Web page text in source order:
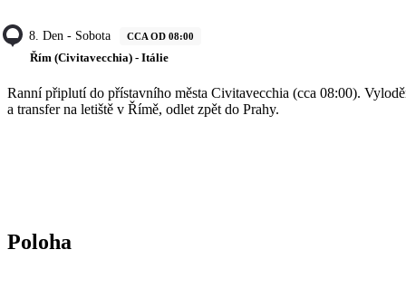
8. Den - Sobota CCA OD 08:00
Řím (Civitavecchia) - Itálie
Ranní připlutí do přístavního města Civitavecchia (cca 08:00).
a transfer na letiště v Římě, odlet zpět do Prahy.
Poloha